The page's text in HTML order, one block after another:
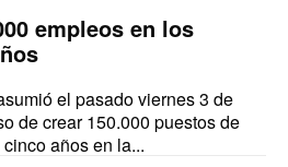
empleos en los
el pasado viernes 3 de
de crear 150.000 puestos de
años en la...